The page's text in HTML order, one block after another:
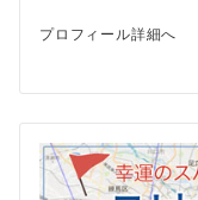
プロフィール詳細へ